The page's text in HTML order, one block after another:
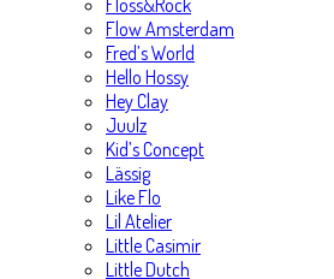
Floss&Rock
Flow Amsterdam
Fred’s World
Hello Hossy
Hey Clay
Juulz
Kid’s Concept
Lässig
Like Flo
Lil Atelier
Little Casimir
Little Dutch